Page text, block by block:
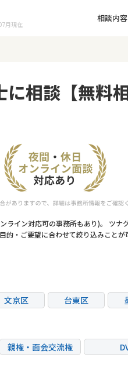
月 現在
相談内
相談【無料
ライン対応可の事務所もあり)。 ツナ
・ご要望に合わせて絞り込みことが
文京区 台東区
板橋区 練馬区
三鷹市 府中市
親権・面会交流権